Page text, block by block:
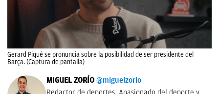
Gerard Piqué se pronuncia sobre la posibilidad de ser presidente del
Barça. (Captura de pantalla)
MIGUEL ZORÍO @miguelzorio